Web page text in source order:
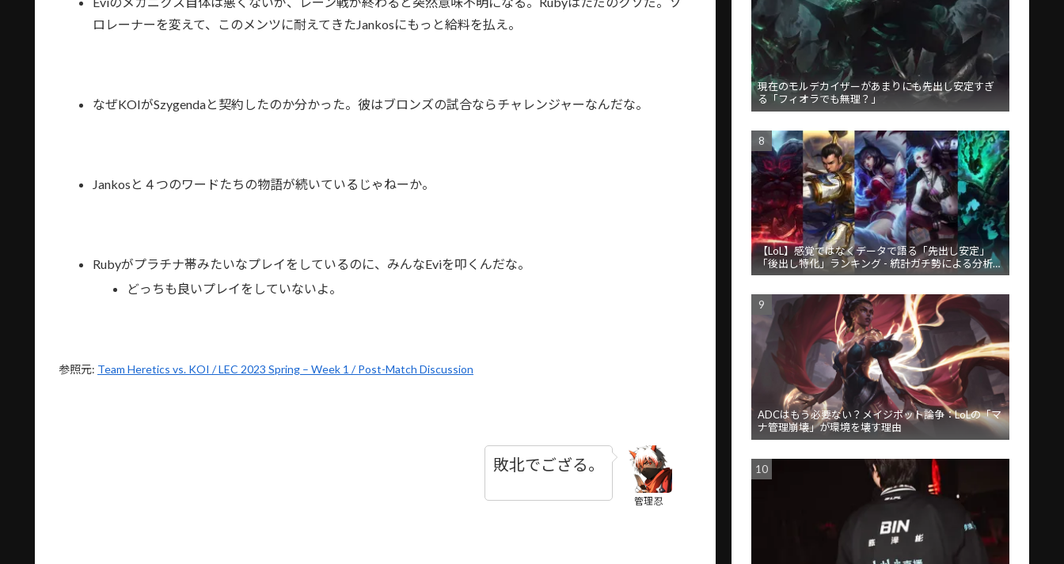
ロレーナーを変えて、このメンツに耐えてきたJankosにもっと給料を払え。
なぜKOIがSzygendaと契約したのか分かった。彼はブロンズの試合ならチャレンジャーなんだな。
Jankosと４つのワードたちの物語が続いているじゃねーか。
Rubyがプラチナ帯みたいなプレイをしているのに、みんなEviを叩くんだな。
どっちも良いプレイをしていないよ。
参照元: Team Heretics vs. KOI / LEC 2023 Spring – Week 1 / Post-Match Discussion
管理忍
敗北でござる。
現在のモルデカイザーがあまりにも先出し安定すぎ
る「フィオラでも無理？」
【LoL】感覚ではなくデータで語る「先出し安定」
「後出し特化」ランキング - 統計ガチ勢による分析が
話題
ADCはもう必要ない？メイジボット論争：LoLの「マ
ナ管理崩壊」が環境を壊す理由